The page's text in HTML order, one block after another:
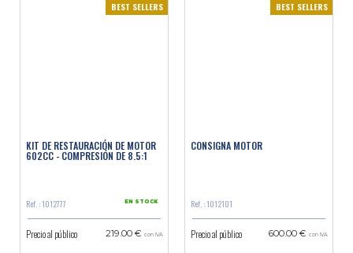
BEST SELLERS
KIT DE RESTAURACIÓN DE MOTOR
602CC - COMPRESIÓN DE 8.5:1
Ref. : 1012777 EN STOCK
Precio al público 219.00 € con IVA
BEST SELLERS
CONSIGNA MOTOR
Ref. : 1012101
Precio al público 600.00 € con IVA